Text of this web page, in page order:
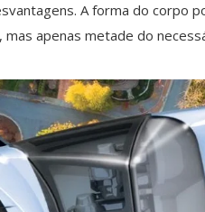
A forma do corpo
apenas metade do